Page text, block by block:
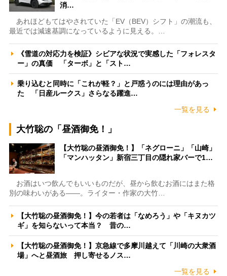
消…
あれほどもてはやされていた「EV（BEV）シフト」の潮流も、
最近では減速基調になっているように見える。…
《雪道の対応力を検証》シビアな状況で実感した「フォレスタ
ー」の真価 「ターボ」と「スト…
乗り込むと同時に「これが軽？」と戸惑うのには理由があっ
た 「日産ルークス」さらなる躍進…
一覧を見る
大竹聡の「昼酒御免！」
【大竹聡の昼酒御免！】「ネグローニ」「山崎」
「マンハッタン」新宿三丁目の隠れ家バーで1…
お酒はいつ飲んでもいいものだが、昼から飲むお酒にはまた格
別の味わいがある――。ライター・作家の大竹…
【大竹聡の昼酒御免！】今の若者は「なめろう」や「キヌカツ
ギ」を知らないって本当？ 昔の…
【大竹聡の昼酒御免！】京急線で多摩川越えて「川崎の大衆酒
場」へと昼酒旅 押し寄せるノス…
一覧を見る